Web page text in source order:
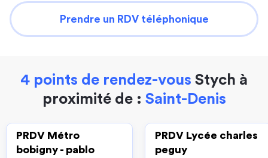
Prendre un RDV téléphonique
4 points de rendez-vous Stych à
proximité de : Saint-Denis
PRDV Métro
bobigny - pablo
PRDV Lycée charles
peguy